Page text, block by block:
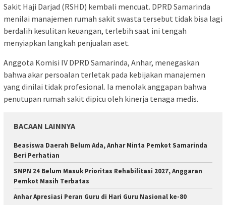
Sakit Haji Darjad (RSHD) kembali mencuat. DPRD Samarinda
menilai manajemen rumah sakit swasta tersebut tidak bisa lagi
berdalih kesulitan keuangan, terlebih saat ini tengah
menyiapkan langkah penjualan aset.
Anggota Komisi IV DPRD Samarinda, Anhar, menegaskan
bahwa akar persoalan terletak pada kebijakan manajemen
yang dinilai tidak profesional. Ia menolak anggapan bahwa
penutupan rumah sakit dipicu oleh kinerja tenaga medis.
BACAAN LAINNYA
Beasiswa Daerah Belum Ada, Anhar Minta Pemkot Samarinda
Beri Perhatian
SMPN 24 Belum Masuk Prioritas Rehabilitasi 2027, Anggaran
Pemkot Masih Terbatas
Anhar Apresiasi Peran Guru di Hari Guru Nasional ke-80